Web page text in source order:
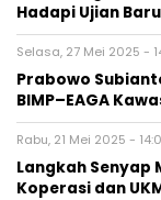
Hadapi Ujian Baru
Selasa, 27 Mei 2025 -
Prabowo
BIMP–EAGA
Rabu, 21 Mei 2025 -
Langkah Senyap
Koperasi dan